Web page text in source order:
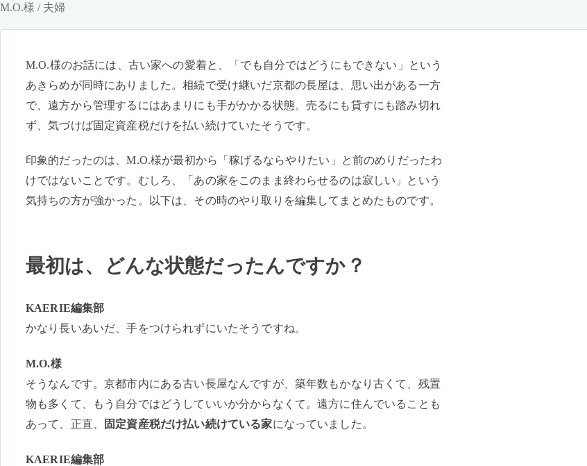
M.O.様 / 夫婦
M.O.様のお話には、古い家への愛着と、「でも自分ではどうにもできない」という
あきらめが同時にありました。相続で受け継いだ京都の長屋は、思い出がある一方
で、遠方から管理するにはあまりにも手がかかる状態。売るにも貸すにも踏み切れ
ず、気づけば固定資産税だけを払い続けていたそうです。
印象的だったのは、M.O.様が最初から「稼げるならやりたい」と前のめりだったわ
けではないことです。むしろ、「あの家をこのまま終わらせるのは寂しい」という
気持ちの方が強かった。以下は、その時のやり取りを編集してまとめたものです。
最初は、どんな状態だったんですか？
KAERIE編集部
かなり長いあいだ、手をつけられずにいたそうですね。
M.O.様
そうなんです。京都市内にある古い長屋なんですが、築年数もかなり古くて、残置
物も多くて、もう自分ではどうしていいか分からなくて。遠方に住んでいることも
あって、正直、
固定資産税だけ払い続けている家になっていました。
KAERIE編集部